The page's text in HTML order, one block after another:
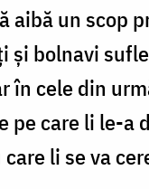
aibă un scop
şi bolnavi
în cele din
pe care li le-a
li se va